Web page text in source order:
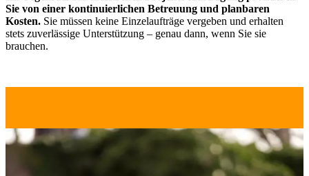
Sie von einer kontinuierlichen Betreuung und planbaren
Kosten. Sie müssen keine Einzelaufträge vergeben und erhalten
stets zuverlässige Unterstützung – genau dann, wenn Sie sie
brauchen.